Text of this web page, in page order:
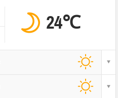
24℃